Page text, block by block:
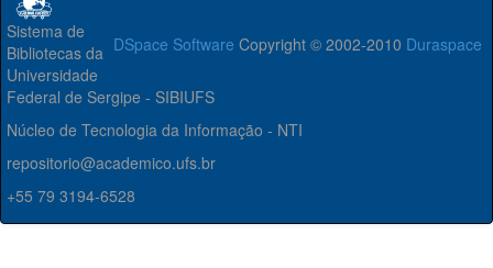
DSpace Software Copyright © 2002-2010 Duraspace
Sistema de
Bibliotecas da
Universidade
Federal de Sergipe - SIBIUFS
Núcleo de Tecnologia da Informação - NTI
repositorio@academico.ufs.br
+55 79 3194-6528